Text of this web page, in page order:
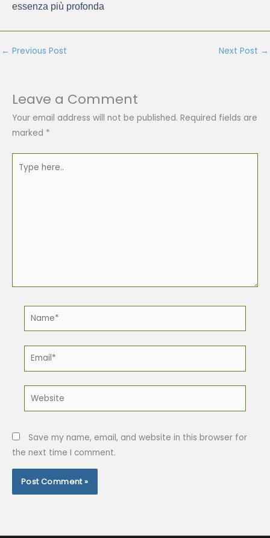
essenza più profonda
← Previous Post Next Post →
Leave a Comment
Your email address will not be published. Required fields are
marked *
here..
Name*
Email*
Website
Save my name, email, and website in this browser for
the next time I comment.